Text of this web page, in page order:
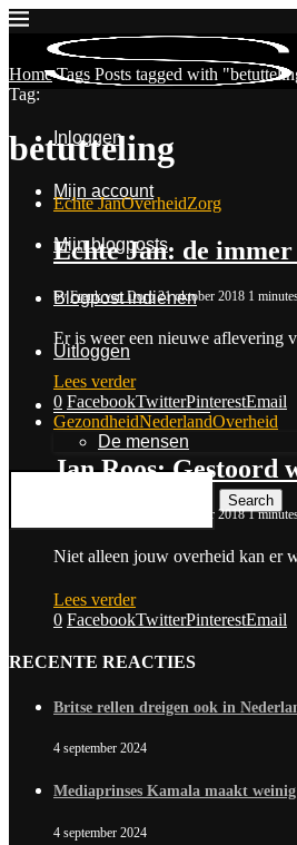
Inloggen
Mijn account
Mijn blogposts
Blogpost indienen
Uitloggen
Contact & Over Ons
De mensen
Search
Home Tags Posts tagged with
Tag:
betutteling
Echte JanOverheidZorg
Echte Jan: de
byFrank van Dorp 21 oktober 2018 1
Er is weer een nieuwe aflevering
Lees verder
0 FacebookTwitterPinterestEmail
GezondheidNederlandOverheid
Jan Roos: Gestoord
17 oktober 2018 1
Niet alleen jouw overheid kan er
Lees verder
0 FacebookTwitterPinterestEmail
RECENTE REACTIES
Britse rellen dreigen ook in
4 september 2024
Mediaprinses Kamala maakt
4 september 2024